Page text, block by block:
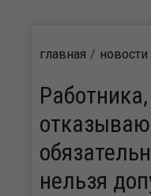
главная новости
Работника,
нельзя